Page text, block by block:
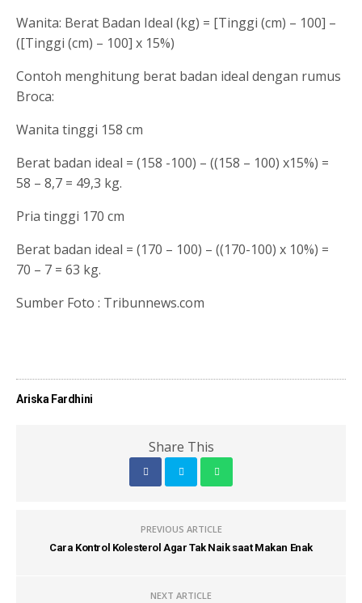
Wanita: Berat Badan Ideal (kg) = [Tinggi (cm) – 100] –
([Tinggi (cm) – 100] x 15%)
Contoh menghitung berat badan ideal dengan rumus
Broca:
Wanita tinggi 158 cm
Berat badan ideal = (158 -100) – ((158 – 100) x15%) =
58 – 8,7 = 49,3 kg.
Pria tinggi 170 cm
Berat badan ideal = (170 – 100) – ((170-100) x 10%) =
70 – 7 = 63 kg.
Sumber Foto : Tribunnews.com
Ariska Fardhini
Share This
PREVIOUS ARTICLE
Cara Kontrol Kolesterol Agar Tak Naik saat Makan Enak
NEXT ARTICLE